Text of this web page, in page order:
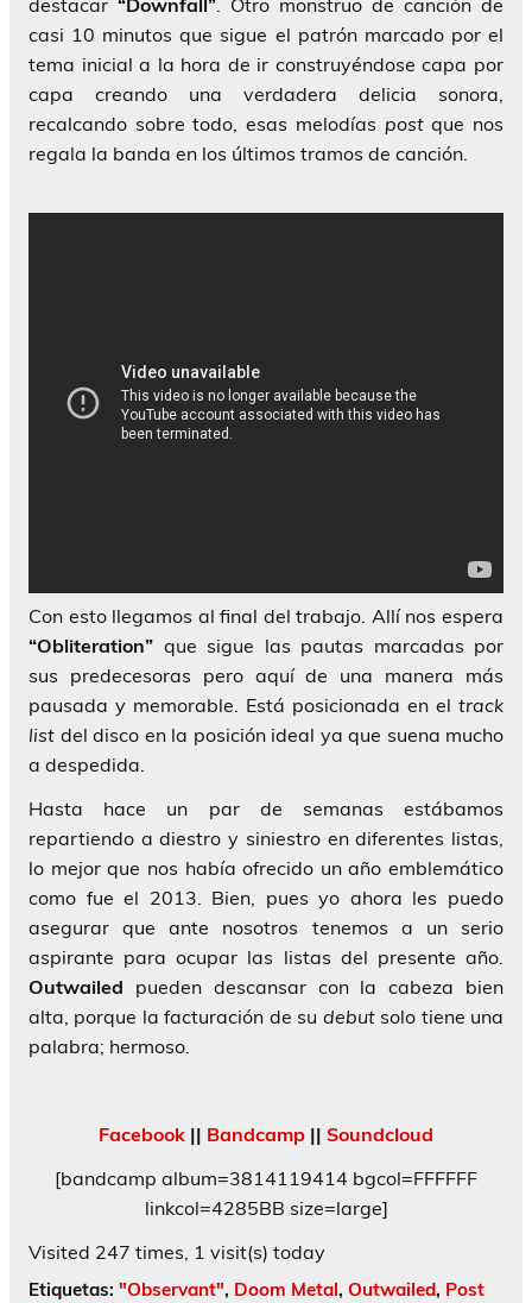
destacar “Downfall”. Otro monstruo de canción de
casi 10 minutos que sigue el patrón marcado por el
tema inicial a la hora de ir construyéndose capa por
capa creando una verdadera delicia sonora,
recalcando sobre todo, esas melodías postque nos
regala la banda en los últimos tramos de canción.
Con esto llegamos al final del trabajo. Allí nos espera
“Obliteration” que sigue las pautas marcadas por
sus predecesoras pero aquí de una manera más
pausada y memorable. Está posicionada en el track
list del disco en la posición ideal ya que suena mucho
a despedida.
Hasta hace un par de semanas estábamos
repartiendo a diestro y siniestro en diferentes listas,
lo mejor que nos había ofrecido un año emblemático
como fue el 2013. Bien, pues yo ahora les puedo
asegurar que ante nosotros tenemos a un serio
aspirante para ocupar las listas del presente año.
Outwailed pueden descansar con la cabeza bien
alta, porque la facturación de su debutsolo tiene una
palabra; hermoso.
Facebook || Bandcamp || Soundcloud
[bandcamp album=3814119414 bgcol=FFFFFF
linkcol=4285BB size=large]
Visited 247 times, 1 visit(s) today
Etiquetas: "Observant", Doom Metal, Outwailed, Post